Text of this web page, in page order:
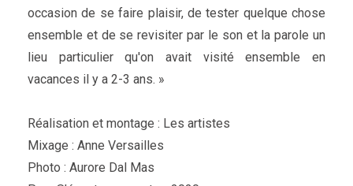
occasion de se faire plaisir, de tester quelque chose
ensemble et de se revisiter par le son et la parole un
lieu particulier qu'on avait visité ensemble en
vacances il y a 2-3 ans. »
Réalisation et montage : Les artistes
Mixage : Anne Versailles
Photo : Aurore Dal Mas